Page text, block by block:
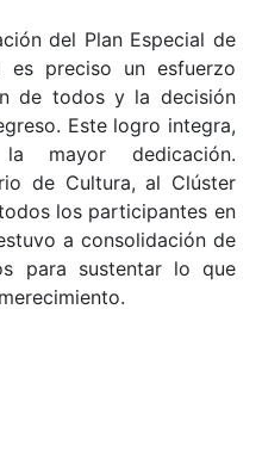
del Plan Especial de
es preciso un esfuerzo
de todos y la decisión
Este logro integra,
mayor dedicación.
de Cultura, al Clúster
los participantes en
a consolidación de
para sustentar lo que